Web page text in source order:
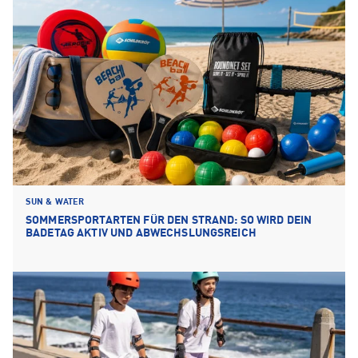
SUN & WATER
SOMMERSPORTARTEN FÜR DEN STRAND: SO WIRD DEIN
BADETAG AKTIV UND ABWECHSLUNGSREICH